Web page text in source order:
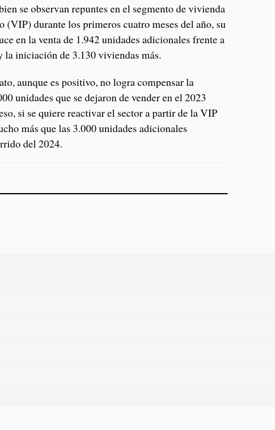
se observan repuntes en el segmento de vivienda
(VIP) durante los primeros cuatro meses del año, su
en la venta de 1.942 unidades adicionales frente a
la iniciación de 3.130 viviendas más.
aunque es positivo, no logra compensar la
unidades que se dejaron de vender en el 2023
si se quiere reactivar el sector a partir de la VIP
más que las 3.000 unidades adicionales
del 2024.